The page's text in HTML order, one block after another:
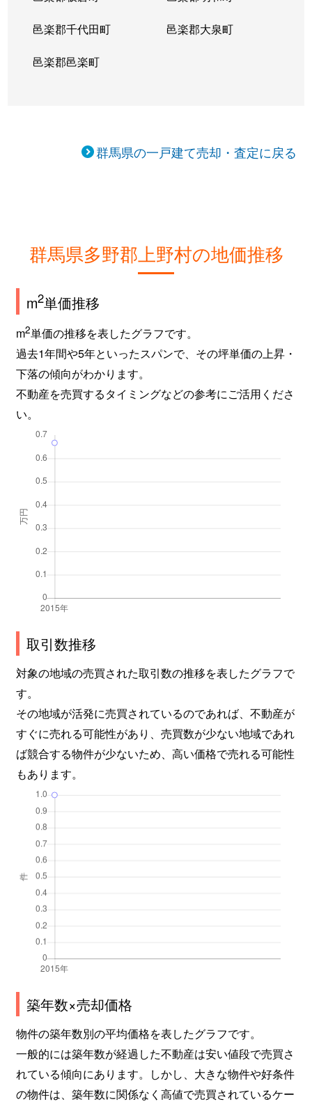
邑楽郡千代田町 邑楽郡大泉町
邑楽郡邑楽町
群馬県の一戸建て売却・査定に戻る
群馬県多野郡上野村の地価推移
m2単価推移
m2単価の推移を表したグラフです。
過去1年間や5年といったスパンで、その坪単価の上昇・
下落の傾向がわかります。
不動産を売買するタイミングなどの参考にご活用くださ
い。
取引数推移
対象の地域の売買された取引数の推移を表したグラフで
す。
その地域が活発に売買されているのであれば、不動産が
すぐに売れる可能性があり、売買数が少ない地域であれ
ば競合する物件が少ないため、高い価格で売れる可能性
もあります。
築年数×売却価格
物件の築年数別の平均価格を表したグラフです。
一般的には築年数が経過した不動産は安い値段で売買さ
れている傾向にあります。しかし、大きな物件や好条件
の物件は、築年数に関係なく高値で売買されているケー